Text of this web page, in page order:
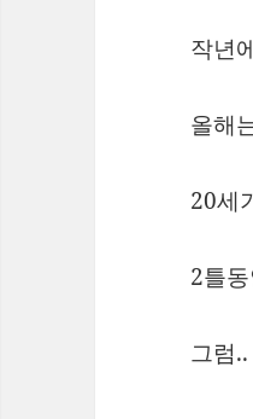
작년
올해
20세
2틀
그럼